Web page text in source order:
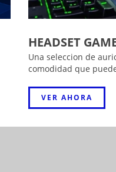
HEADSET
Una seleccion de
comodidad que
VER AHORA